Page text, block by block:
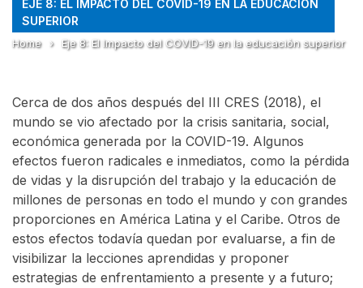
EJE 8: EL IMPACTO DEL COVID-19 EN LA EDUCACIÓN
SUPERIOR
Home › Eje 8: El Impacto del COVID-19 en la educación superior
Cerca de dos años después del III CRES (2018), el
mundo se vio afectado por la crisis sanitaria, social,
económica generada por la COVID-19. Algunos
efectos fueron radicales e inmediatos, como la pérdida
de vidas y la disrupción del trabajo y la educación de
millones de personas en todo el mundo y con grandes
proporciones en América Latina y el Caribe. Otros de
estos efectos todavía quedan por evaluarse, a fin de
visibilizar la lecciones aprendidas y proponer
estrategias de enfrentamiento a presente y a futuro;